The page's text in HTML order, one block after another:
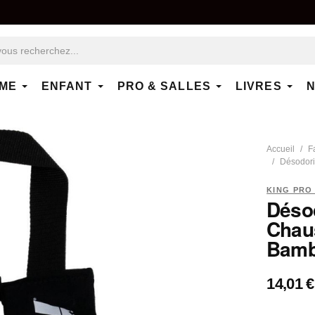
ENFANT PRO & SALLES LIVRES
Accueil
KING PRO
14,01 €